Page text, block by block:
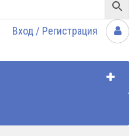
Вход / Регистрация